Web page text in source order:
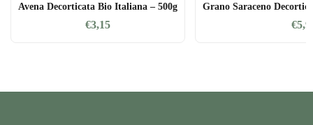
Avena Decorticata Bio Italiana – 500g
€3,15
Grano Saraceno
€